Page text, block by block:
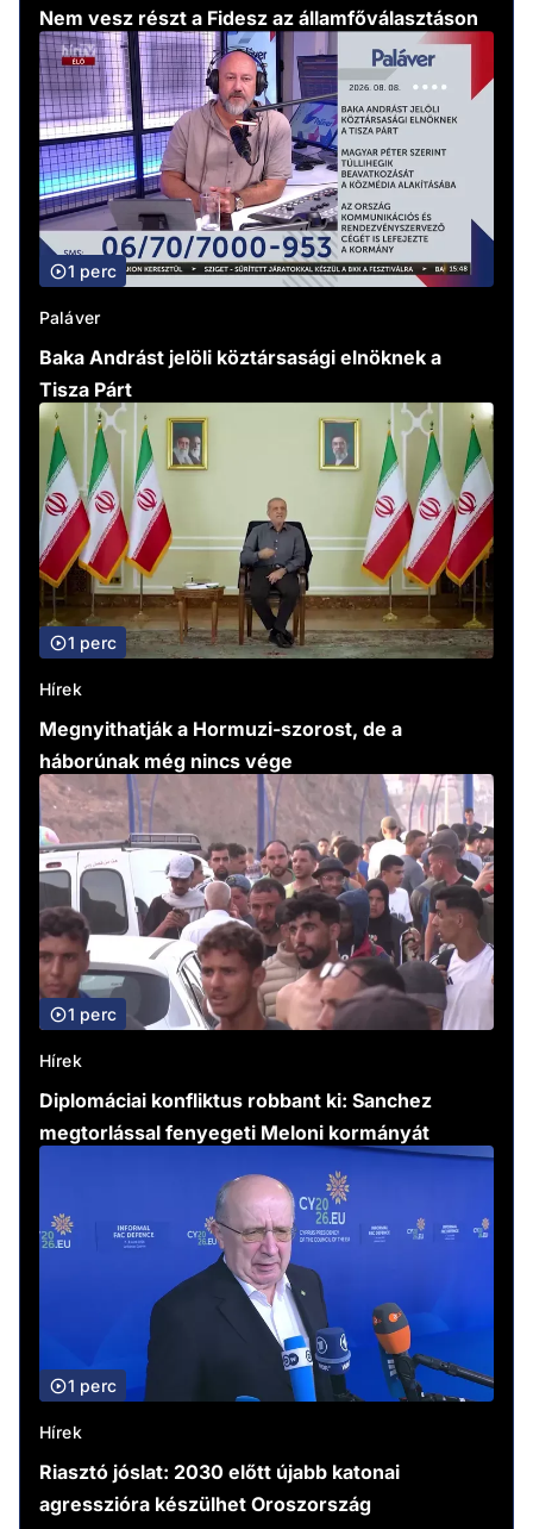
Nem vesz részt a Fidesz az államfőválasztáson
1 perc
Paláver
Baka Andrást jelöli köztársasági elnöknek a
Tisza Párt
1 perc
Hírek
Megnyithatják a Hormuzi-szorost, de a
háborúnak még nincs vége
1 perc
Hírek
Diplomáciai konfliktus robbant ki: Sanchez
megtorlással fenyegeti Meloni kormányát
1 perc
Hírek
Riasztó jóslat: 2030 előtt újabb katonai
agresszióra készülhet Oroszország